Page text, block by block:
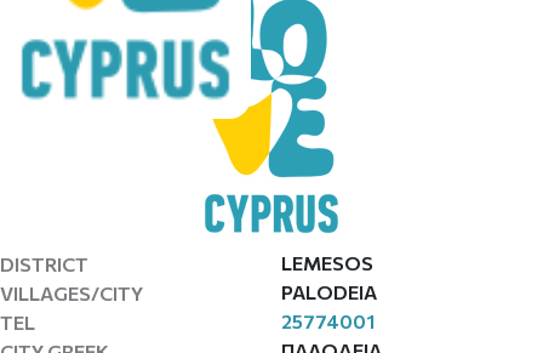
DISTRICT
LEMESOS
VILLAGES/CITY
PALODEIA
TEL
25774001